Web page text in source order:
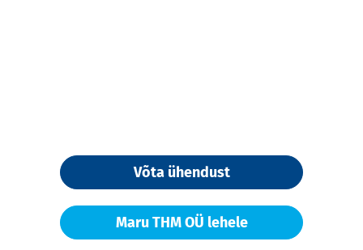
Võta ühendust
Maru THM OÜ lehele